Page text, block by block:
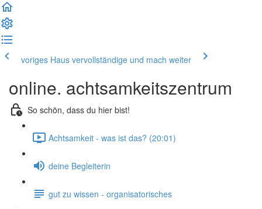
voriges Haus vervollständige und mach weiter
online. achtsamkeitszentrum
So schön, dass du hier bist!
Achtsamkeit - was ist das? (20:01)
deine Begleiterin
gut zu wissen - organisatorisches